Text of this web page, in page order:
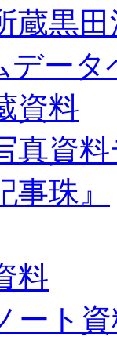
蔵黒
データ
資料
真資
珠』
料
ート